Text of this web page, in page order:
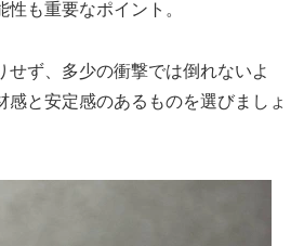
も重要なポイント。
せず、多少の衝撃では倒れないよ
感と安定感のあるものを選びましょ